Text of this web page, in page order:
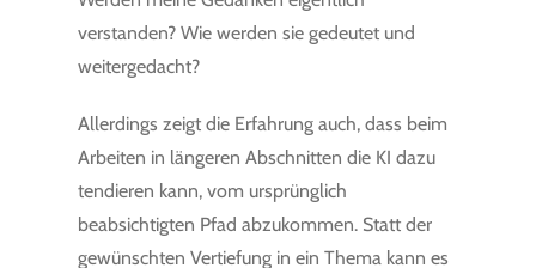
verstanden? Wie werden sie gedeutet und
weitergedacht?
Allerdings zeigt die Erfahrung auch, dass beim
Arbeiten in längeren Abschnitten die KI dazu
tendieren kann, vom ursprünglich
beabsichtigten Pfad abzukommen. Statt der
gewünschten Vertiefung in ein Thema kann es